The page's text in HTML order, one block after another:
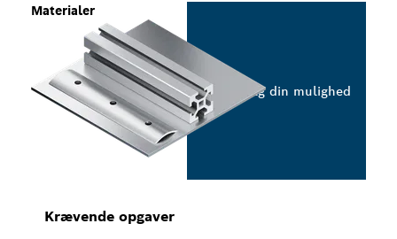
Krævende opgaver
Materialer
Vælg din mulighed